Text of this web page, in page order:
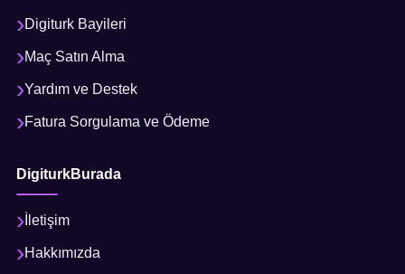
Digiturk Bayileri
Maç Satın Alma
Yardım ve Destek
Fatura Sorgulama ve Ödeme
DigiturkBurada
İletişim
Hakkımızda